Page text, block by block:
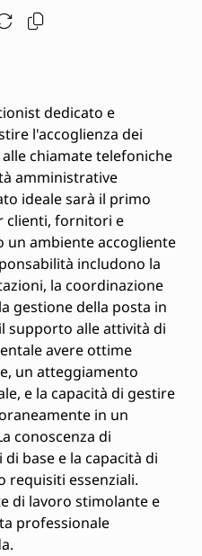
dedicato e
l'accoglienza dei
chiamate telefoniche
amministrative
ideale sarà il primo
clienti, fornitori e
ambiente accogliente
includono la
la coordinazione
gestione della posta in
supporto alle attività di
avere ottime
un atteggiamento
e la capacità di gestire
in un
conoscenza di
base e la capacità di
requisiti essenziali.
di lavoro stimolante e
professionale